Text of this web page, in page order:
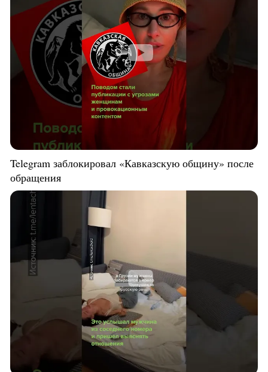
Telegram заблокировал «Кавказскую общину» после
обращения